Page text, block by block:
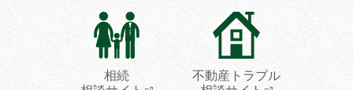
相続
不動産トラブル